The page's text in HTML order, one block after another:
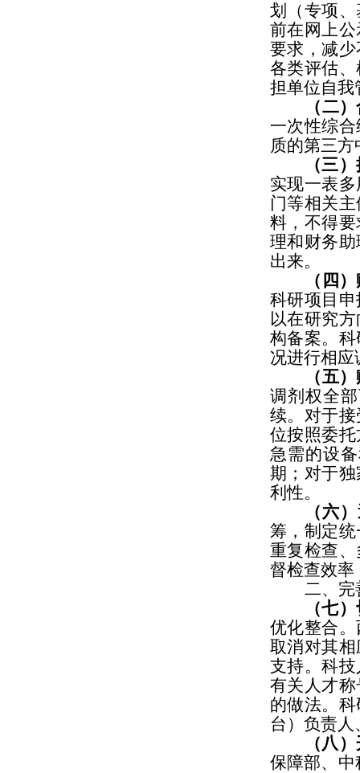
划（专项
前在网上
要求，减
各类评估
担单位自我
（二
一次性综
质的第三
（三
实现一表
门等相关
料，不得
理和财务
出来。
（四
科研项目
以在研究
构备案。
况进行相应
（五
调剂权全
续。对于
位按照委
急需的设
期；对于
利性。
（六
筹，制定
重复检查
督检查效率
二、完
（七
优化整合
取消对其
支持。科
有关人才
的做法。
台）负责
（八
保障部、